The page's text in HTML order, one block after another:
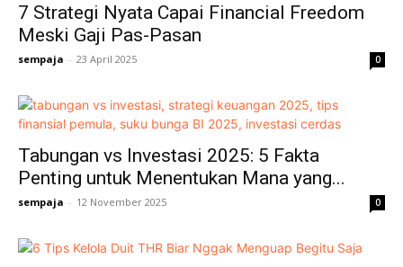
7 Strategi Nyata Capai Financial Freedom
Meski Gaji Pas-Pasan
sempaja - 23 April 2025 0
Tabungan vs Investasi 2025: 5 Fakta
Penting untuk Menentukan Mana yang...
sempaja - 12 November 2025 0